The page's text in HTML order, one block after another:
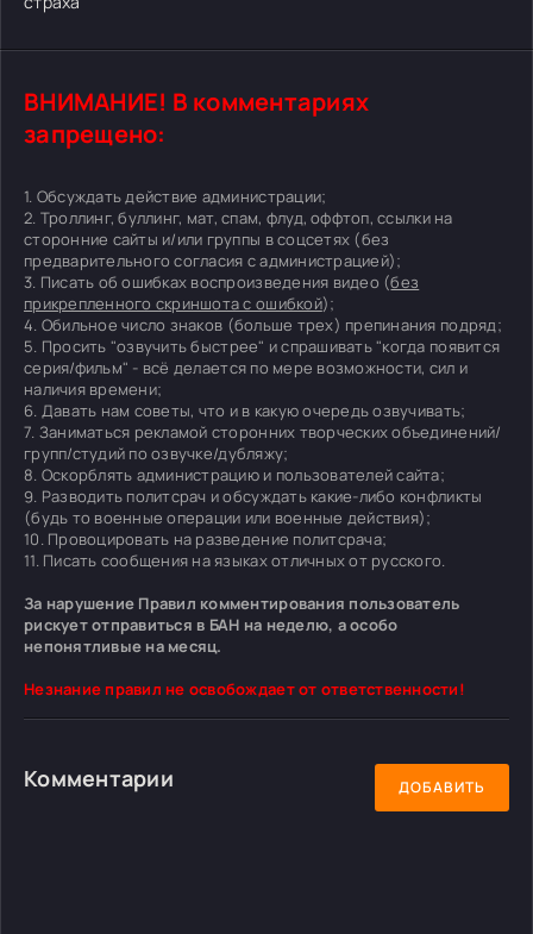
ВНИМАНИЕ! В комментариях
запрещено:
1. Обсуждать действие администрации;
2. Троллинг, буллинг, мат, спам, флуд, оффтоп, ссылки на
сторонние сайты и/или группы в соцсетях (без
предварительного согласия с администрацией);
3. Писать об ошибках воспроизведения видео (без
прикрепленного скриншота с ошибкой);
4. Обильное число знаков (больше трех) препинания подряд;
5. Просить "озвучить быстрее" и спрашивать "когда появится
серия/фильм" - всё делается по мере возможности, сил и
наличия времени;
6. Давать нам советы, что и в какую очередь озвучивать;
7. Заниматься рекламой сторонних творческих объединений/
групп/студий по озвучке/дубляжу;
8. Оскорблять администрацию и пользователей сайта;
9. Разводить политсрач и обсуждать какие-либо конфликты
(будь то военные операции или военные действия);
10. Провоцировать на разведение политсрача;
11. Писать сообщения на языках отличных от русского.
За нарушение Правил комментирования пользователь
рискует отправиться в БАН на неделю, а особо
непонятливые на месяц.
Незнание правил не освобождает от ответственности!
Комментарии ДОБАВИТЬ